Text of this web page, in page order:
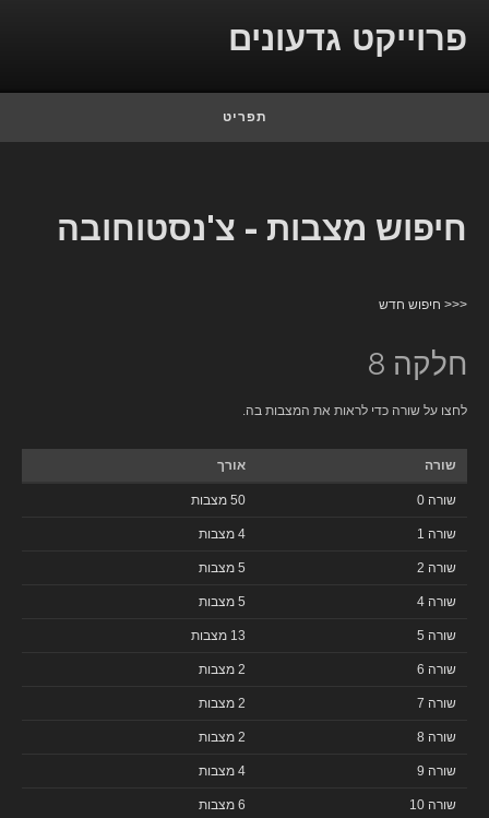
פרוייקט גדעונים
תפריט
חיפוש מצבות - צ'נסטוחובה
<<< חיפוש חדש
חלקה 8
לחצו על שורה כדי לראות את המצבות בה.
שורה אורך
שורה 0 50 מצבות
שורה 1 4 מצבות
שורה 2 5 מצבות
שורה 4 5 מצבות
שורה 5 13 מצבות
שורה 6 2 מצבות
שורה 7 2 מצבות
שורה 8 2 מצבות
שורה 9 4 מצבות
שורה 10 6 מצבות